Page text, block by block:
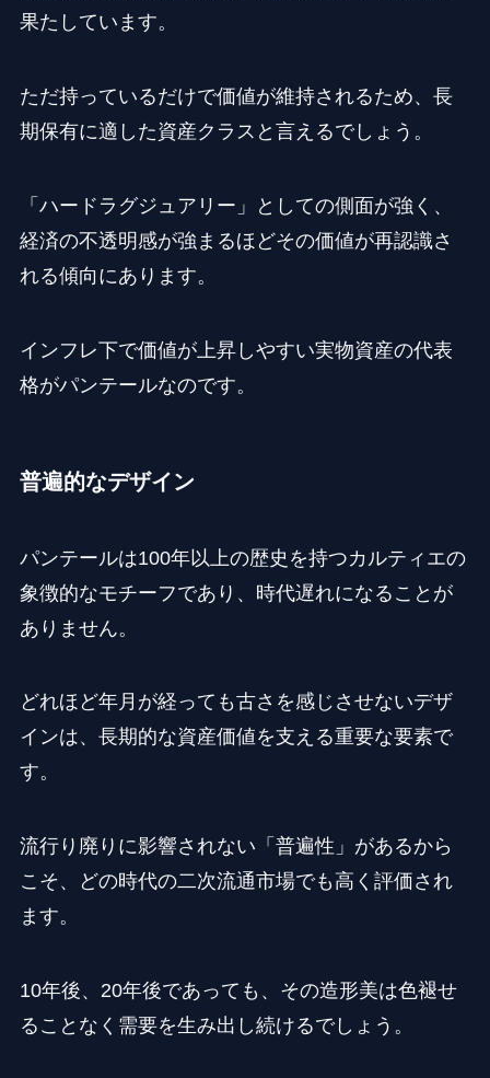
果たしています。
ただ持っているだけで価値が維持されるため、長
期保有に適した資産クラスと言えるでしょう。
「ハードラグジュアリー」としての側面が強く、
経済の不透明感が強まるほどその価値が再認識さ
れる傾向にあります。
インフレ下で価値が上昇しやすい実物資産の代表
格がパンテールなのです。
普遍的なデザイン
パンテールは100年以上の歴史を持つカルティエの
象徴的なモチーフであり、時代遅れになることが
ありません。
どれほど年月が経っても古さを感じさせないデザ
インは、長期的な資産価値を支える重要な要素で
す。
流行り廃りに影響されない「普遍性」があるから
こそ、どの時代の二次流通市場でも高く評価され
ます。
10年後、20年後であっても、その造形美は色褪せ
ることなく需要を生み出し続けるでしょう。